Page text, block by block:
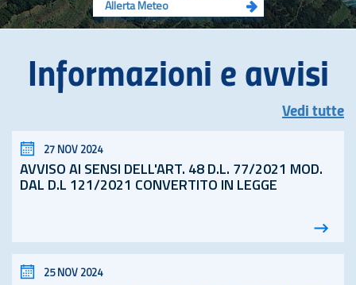
Allerta Meteo
Informazioni e avvisi
Vedi tutte
27 NOV 2024
AVVISO AI SENSI DELL'ART. 48 D.L. 77/2021 MOD.
DAL D.L 121/2021 CONVERTITO IN LEGGE
25 NOV 2024